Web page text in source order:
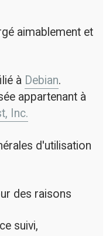
aimablement et
à Debian.
appartenant à
Inc.
d'utilisation
des raisons
suivi,